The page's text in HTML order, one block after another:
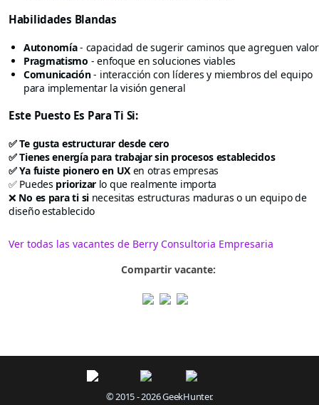
Habilidades Blandas
Autonomía- capacidad de sugerir caminos que agreguen valor
Pragmatismo - enfoque en soluciones viables
Comunicación- interacción con líderes y miembros del equipo
para implementar la visión general
Este Puesto Es Para Ti Si:
✅ Te gusta estructurar desde cero
✅ Tienes energía para trabajar sin procesos establecidos
✅ Ya fuiste pionero en UX en otras empresas
✅ Puedes priorizarlo que realmente importa
❌ No es para ti sinecesitas estructuras maduras o un equipo de
diseño establecido
Ver todas las vacantes de Berry Consultoria Empresaria
Compartir vacante:
© 2015 - 2026 GeekHunter.